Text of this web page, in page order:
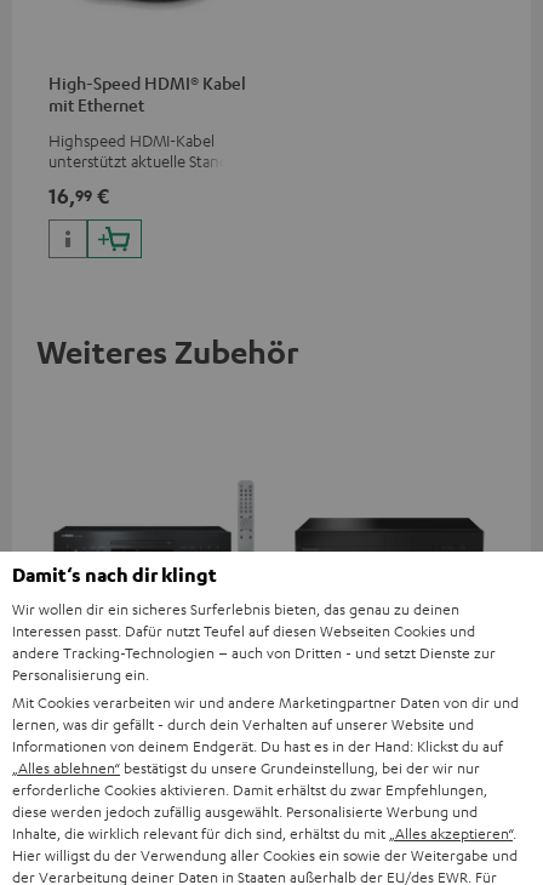
High-Speed HDMI® Kabel
mit Ethernet
Highspeed HDMI-Kabel
unterstützt aktuelle Standards
16,99 €
Weiteres Zubehör
YAMAHA CD-S303
Hochwertiger CD-Player mit
beeindruckendem Sound und
wertiger Verarbeitung
Deal
319,‐€
379,‐€Letzter niedrigster Preis
379, ‐€UVP
Panasonic Blu-ray Player
Ultra HD 4K Blu-ray Player mit
Dolby Atmos und Multi HDR-
Unterstützung inklusive
HDR10+ für eine überragende
Bildqualität mit lebensechten
Kontrasten und Farben
179,‐€
Damit‘s nach dir klingt
Wir wollen dir ein sicheres Surferlebnis bieten, das genau zu deinen
Interessen passt. Dafür nutzt Teufel auf diesen Webseiten Cookies und
andere Tracking-Technologien – auch von Dritten - und setzt Dienste zur
Personalisierung ein.
Mit Cookies verarbeiten wir und andere Marketingpartner Daten von dir und
lernen, was dir gefällt - durch dein Verhalten auf unserer Website und
Informationen von deinem Endgerät. Du hast es in der Hand: Klickst du auf
„Alles ablehnen“ bestätigst du unsere Grundeinstellung, bei der wir nur
erforderliche Cookies aktivieren. Damit erhältst du zwar Empfehlungen,
diese werden jedoch zufällig ausgewählt. Personalisierte Werbung und
Inhalte, die wirklich relevant für dich sind, erhältst du mit „Alles akzeptieren“.
Hier willigst du der Verwendung aller Cookies ein sowie der Weitergabe und
der Verarbeitung deiner Daten in Staaten außerhalb der EU/des EWR. Für